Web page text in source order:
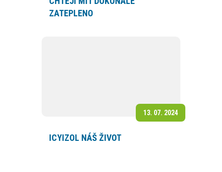
ZATEPLENO
13. 07. 2024
ICYIZOL NÁŠ ŽIVOT